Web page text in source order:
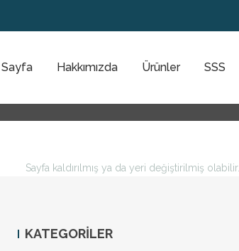
Hakkımızda Ürünler SSS
Sayfa kaldırılmış ya da yeri değiştirilmiş olabilir.
KATEGORILER